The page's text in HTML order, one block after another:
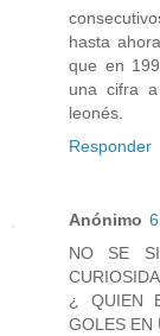
hasta
que en
una cifra
leonés.
Responder
Anónimo
NO SE
¿ QUIEN
GOLES EN